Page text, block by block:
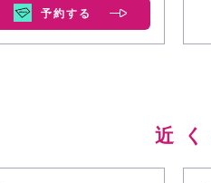
予約する
近